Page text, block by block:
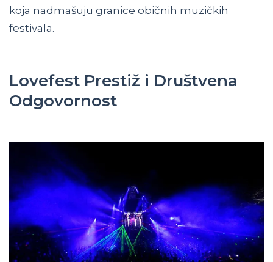
koja nadmašuju granice običnih muzičkih
festivala.
Lovefest Prestiž i Društvena
Odgovornost